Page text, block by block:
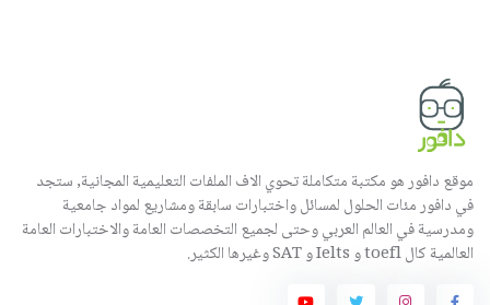
موقع دافور هو مكتبة متكاملة تحوي الاف الملفات التعليمية المجانية, ستجد
في دافور مئات الحلول لمسائل واختبارات سابقة ومشاريع لمواد جامعية
ومدرسية في العالم العربي وحتى لجميع التخصصات العامة والاختبارات العامة
العالمية كال toefl و Ielts و SAT وغيرها الكثير.